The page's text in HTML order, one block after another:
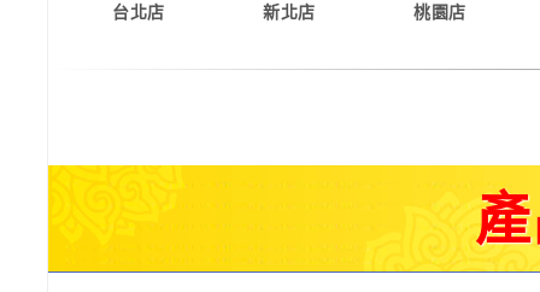
台北店 新北店 桃園店